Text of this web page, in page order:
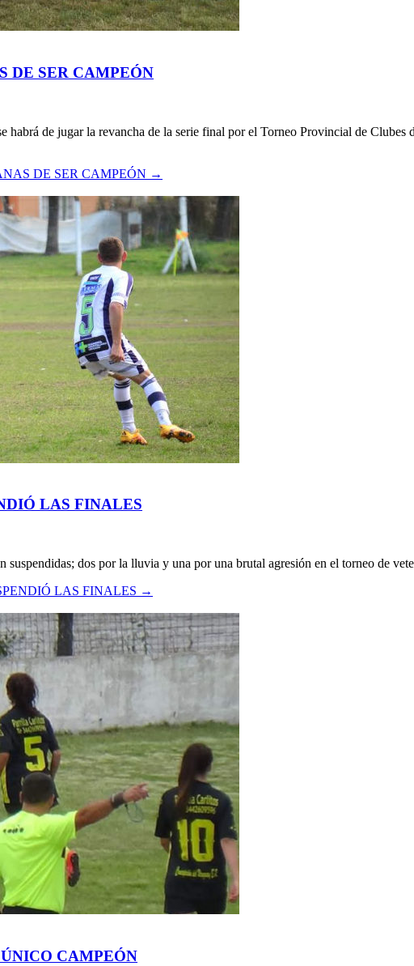
DE SER CAMPEÓN
habrá de jugar la revancha de la serie final por el Torneo Provincial de
DE SER CAMPEÓN →
LAS FINALES
suspendidas; dos por la lluvia y una por una brutal agresión en el torneo de
LAS FINALES →
CAMPEÓN